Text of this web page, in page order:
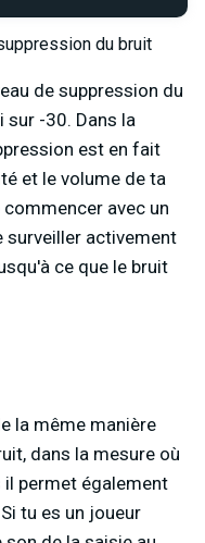
du bruit
de suppression du
-30. Dans la
est en fait
et le volume de ta
avec un
surveiller activement
ce que le bruit
la même manière
dans la mesure où
permet également
tu es un joueur